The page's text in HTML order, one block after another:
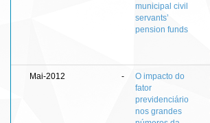
municipal civil
servants’
pension funds
Mai-2012 -
O impacto do
fator
previdenciário
nos grandes